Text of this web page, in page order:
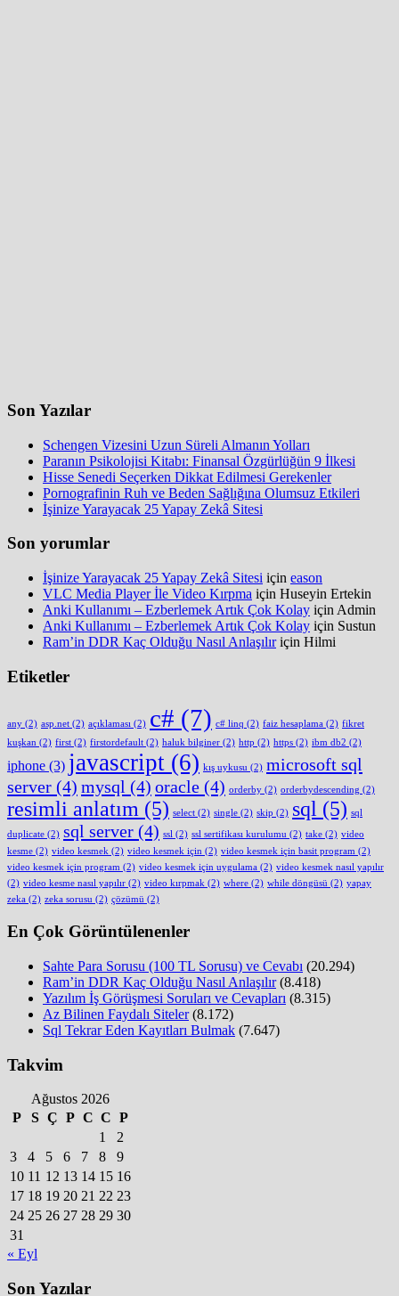
Son Yazılar
Schengen Vizesini Uzun Süreli Almanın Yolları
Paranın Psikolojisi Kitabı: Finansal Özgürlüğün 9 İlkesi
Hisse Senedi Seçerken Dikkat Edilmesi Gerekenler
Pornografinin Ruh ve Beden Sağlığına Olumsuz Etkileri
İşinize Yarayacak 25 Yapay Zekâ Sitesi
Son yorumlar
İşinize Yarayacak 25 Yapay Zekâ Sitesi için eason
VLC Media Player İle Video Kırpma için Huseyin Ertekin
Anki Kullanımı – Ezberlemek Artık Çok Kolay için Admin
Anki Kullanımı – Ezberlemek Artık Çok Kolay için Sustun
Ram’in DDR Kaç Olduğu Nasıl Anlaşılıriçin Hilmi
Etiketler
any (2) asp.net (2) açıklaması (2) c# (7) c# linq (2) faiz hesaplama (2) fikret
kuşkan (2) first (2) firstordefault (2) haluk bilginer (2) http (2) https (2) ibm db2 (2)
iphone (3) javascript (6) kış uykusu (2) microsoft sql
server (4) mysql (4) oracle (4) orderby (2) orderbydescending (2)
resimli anlatım (5) select (2) single (2) skip (2) sql (5) sql
duplicate (2) sql server (4) ssl (2) ssl sertifikası kurulumu (2) take (2) video
kesme (2) video kesmek (2) video kesmek için (2) video kesmek için basit program (2)
video kesmek için program (2) video kesmek için uygulama (2) video kesmek nasıl yapılır
(2) video kesme nasıl yapılır (2) video kırpmak (2) where (2) while döngüsü (2) yapay
zeka (2) zeka sorusu (2) çözümü (2)
En Çok Görüntülenenler
Sahte Para Sorusu (100 TL Sorusu) ve Cevabı (20.294)
Ram’in DDR Kaç Olduğu Nasıl Anlaşılır (8.418)
Yazılım İş Görüşmesi Soruları ve Cevapları (8.315)
Az Bilinen Faydalı Siteler (8.172)
Sql Tekrar Eden Kayıtları Bulmak (7.647)
Takvim
Ağustos 2026
P
S Ç P C C P
1
2
3
4 5 6 7 8
9
10 11 12 13 14 15 16
17 18 19 20 21 22 23
24 25 26 27 28 29 30
31
« Eyl
Son Yazılar